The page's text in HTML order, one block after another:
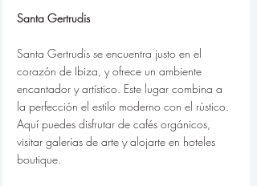
Santa Gertrudis
Santa Gertrudis se encuentra justo en el
corazón de Ibiza, y ofrece un ambiente
encantador y artístico. Este lugar combina a
la perfección el estilo moderno con el rústico.
Aquí puedes disfrutar de cafés orgánicos,
visitar galerías de arte y alojarte en hoteles
boutique.